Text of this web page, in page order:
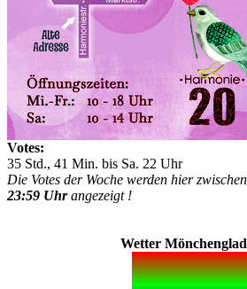
Votes:
35 Std., 41 Min. bis Sa. 22 Uhr
Die Votes der Woche werden hier
23:59 Uhrangezeigt !
Wetter